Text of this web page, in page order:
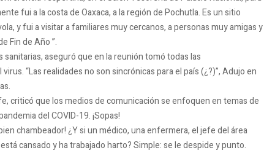
fui a la costa de Oaxaca, a la región de Pochutla.Es un sitio
y fui a visitar a familiares muy cercanos, a personas muy amigas y
Fin de Año ”.
aseguró que en la reunión tomó todas las
virus.“Las realidades no son sincrónicas para el país (¿?)”, Adujo en
criticó que los medios de comunicación se enfoquen en temas de
del COVID-19.¡Sopas!
chambeador!¿Y si un médico, una enfermera, el jefe del área
cansado y ha trabajado harto?Simple: se le despide y punto.